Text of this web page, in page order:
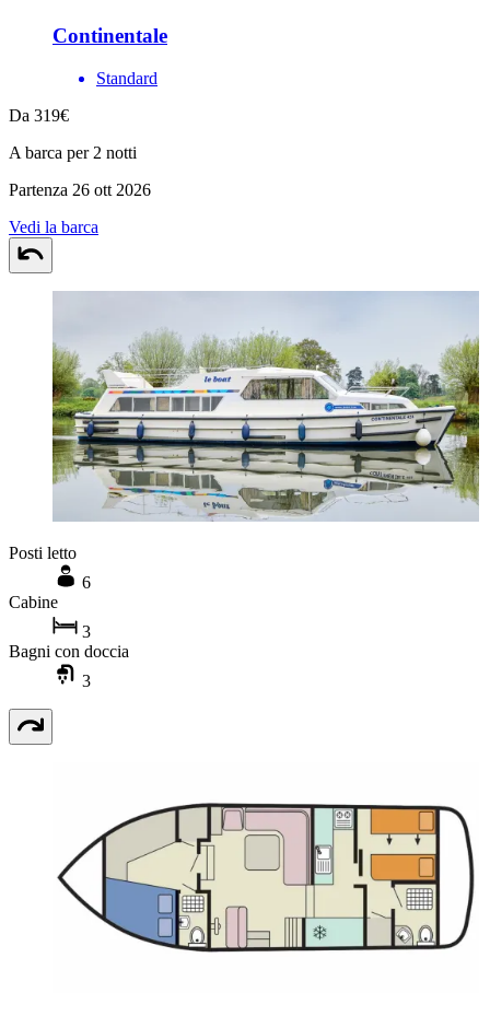
Continentale
Standard
Da 319€
A barca per 2 notti
Partenza 26 ott 2026
Vedi la barca
Posti letto
6
Cabine
3
Bagni con doccia
3